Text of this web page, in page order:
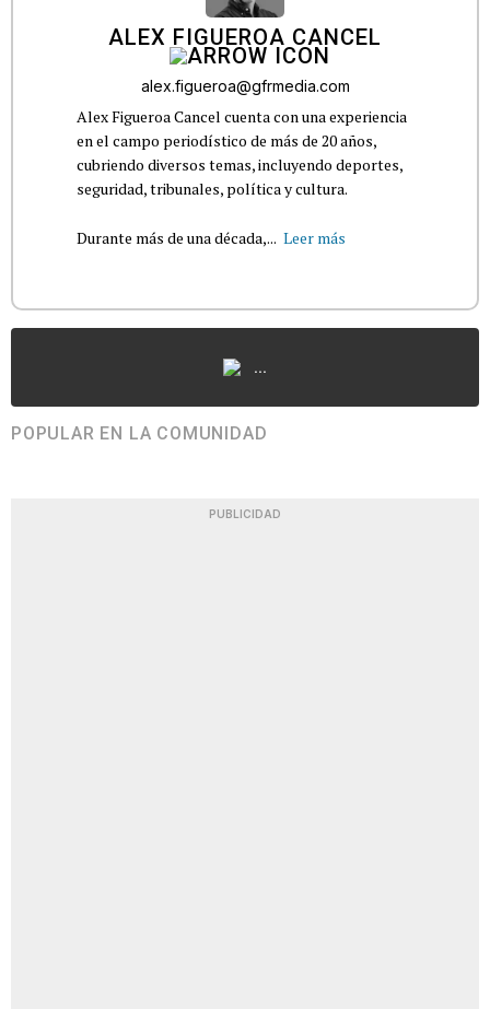
ALEX FIGUEROA CANCEL
alex.figueroa@gfrmedia.com
Alex Figueroa Cancel cuenta con una experiencia
en el campo periodístico de más de 20 años,
cubriendo diversos temas, incluyendo deportes,
seguridad, tribunales, política y cultura.
Durante más de una década,... Leer más
...
POPULAR EN LA COMUNIDAD
PUBLICIDAD